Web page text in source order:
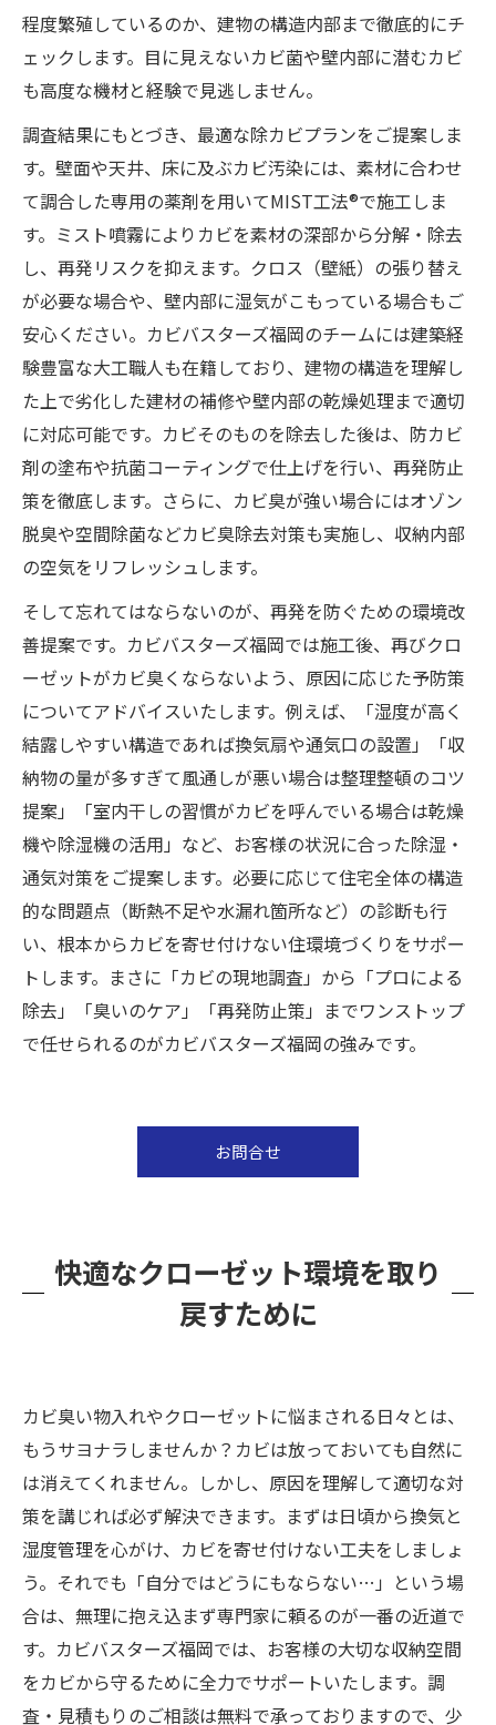
程度繁殖しているのか、建物の構造内部まで徹底的にチ
ェックします。目に見えないカビ菌や壁内部に潜むカビ
も高度な機材と経験で見逃しません。
調査結果にもとづき、最適な除カビプランをご提案しま
す。壁面や天井、床に及ぶカビ汚染には、素材に合わせ
て調合した専用の薬剤を用いてMIST工法®で施工しま
す。ミスト噴霧によりカビを素材の深部から分解・除去
し、再発リスクを抑えます。クロス（壁紙）の張り替え
が必要な場合や、壁内部に湿気がこもっている場合もご
安心ください。カビバスターズ福岡のチームには建築経
験豊富な大工職人も在籍しており、建物の構造を理解し
た上で劣化した建材の補修や壁内部の乾燥処理まで適切
に対応可能です。カビそのものを除去した後は、防カビ
剤の塗布や抗菌コーティングで仕上げを行い、再発防止
策を徹底します。さらに、カビ臭が強い場合にはオゾン
脱臭や空間除菌などカビ臭除去対策も実施し、収納内部
の空気をリフレッシュします。
そして忘れてはならないのが、再発を防ぐための環境改
善提案です。カビバスターズ福岡では施工後、再びクロ
ーゼットがカビ臭くならないよう、原因に応じた予防策
についてアドバイスいたします。例えば、「湿度が高く
結露しやすい構造であれば換気扇や通気口の設置」「収
納物の量が多すぎて風通しが悪い場合は整理整頓のコツ
提案」「室内干しの習慣がカビを呼んでいる場合は乾燥
機や除湿機の活用」など、お客様の状況に合った除湿・
通気対策をご提案します。必要に応じて住宅全体の構造
的な問題点（断熱不足や水漏れ箇所など）の診断も行
い、根本からカビを寄せ付けない住環境づくりをサポー
トします。まさに「カビの現地調査」から「プロによる
除去」「臭いのケア」「再発防止策」までワンストップ
で任せられるのがカビバスターズ福岡の強みです。
お問合せ
快適なクローゼット環境を取り
戻すために
カビ臭い物入れやクローゼットに悩まされる日々とは、
もうサヨナラしませんか？カビは放っておいても自然に
は消えてくれません。しかし、原因を理解して適切な対
策を講じれば必ず解決できます。まずは日頃から換気と
湿度管理を心がけ、カビを寄せ付けない工夫をしましょ
う。それでも「自分ではどうにもならない…」という場
合は、無理に抱え込まず専門家に頼るのが一番の近道で
す。カビバスターズ福岡では、お客様の大切な収納空間
をカビから守るために全力でサポートいたします。調
査・見積もりのご相談は無料で承っておりますので、少